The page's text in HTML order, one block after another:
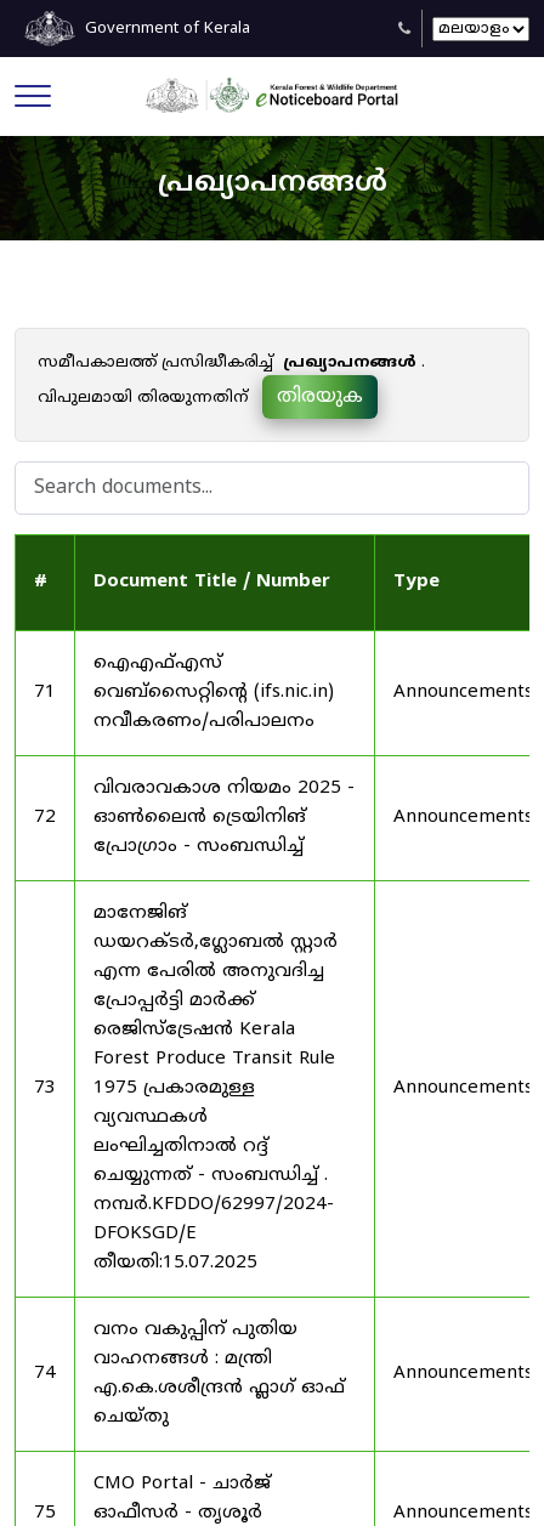
Government of Kerala
പ്രഖ്യാപനങ്ങൾ
സമീപകാലത്ത് പ്രസിദ്ധീകരിച്ച് പ്രഖ്യാപനങ്ങൾ .
വിപുലമായി തിരയുന്നതിന്
തിരയുക
# Document Title / Number Type
71
ഐഎഫ്എസ്
വെബ്‌സൈറ്റിന്റെ (ifs.nic.in)
നവീകരണം/പരിപാലനം
Announcements
72
വിവരാവകാശ നിയമം 2025 -
ഓൺലൈൻ ട്രെയിനിങ്
പ്രോഗ്രാം - സംബന്ധിച്ച്
Announcements
73
മാനേജിങ്
ഡയറക്ടർ,ഗ്ലോബൽ സ്റ്റാർ
എന്ന പേരിൽ അനുവദിച്ച
പ്രോപ്പർട്ടി മാർക്ക്
രെജിസ്ട്രേഷൻ Kerala
Forest Produce Transit Rule
1975 പ്രകാരമുള്ള
വ്യവസ്ഥകൾ
ലംഘിച്ചതിനാൽ റദ്ദ്
ചെയ്യുന്നത് - സംബന്ധിച്ച് .
നമ്പർ.KFDDO/62997/2024-
DFOKSGD/E
തീയതി:15.07.2025
Announcements
74
വനം വകുപ്പിന് പുതിയ
വാഹനങ്ങൾ : മന്ത്രി
എ.കെ.ശശീന്ദ്രൻ ഫ്ലാഗ് ഓഫ്
ചെയ്തു
Announcements
75
CMO Portal - ചാർജ്
ഓഫീസർ - തൃശൂർ
Announcements